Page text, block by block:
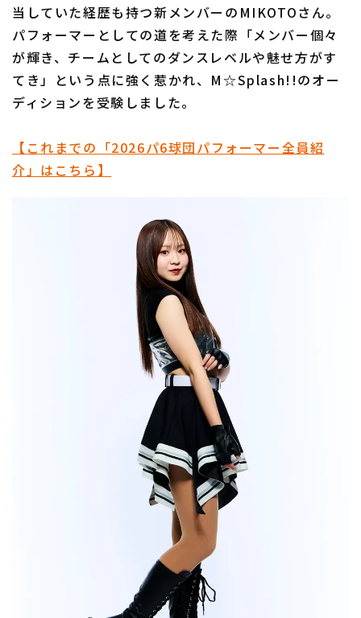
当していた経歴も持つ新メンバーのMIKOTOさん。
パフォーマーとしての道を考えた際「メンバー個々
が輝き、チームとしてのダンスレベルや魅せ方がす
てき」という点に強く惹かれ、M☆Splash!!のオー
ディションを受験しました。
【これまでの「2026パ6球団パフォーマー全員紹
介」はこちら】